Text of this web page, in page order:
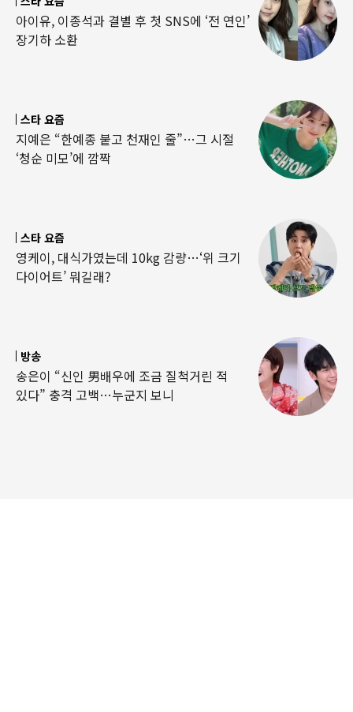
아이유, 이종석과 결별 후 첫 SNS에 ‘전 연인’
장기하 소환
스타 요즘
지예은 “한예종 붙고 천재인 줄”…그 시절
‘청순 미모’에 깜짝
스타 요즘
영케이, 대식가였는데 10kg 감량…‘위 크기
다이어트’ 뭐길래?
방송
송은이 “신인 男배우에 조금 질척거린 적
있다” 충격 고백…누군지 보니